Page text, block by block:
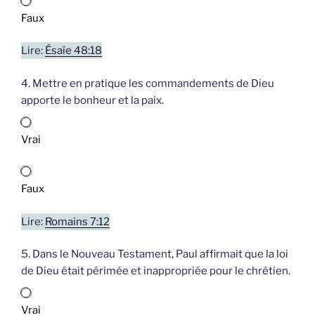
Faux
Lire: Ésaïe 48:18
4. Mettre en pratique les commandements de Dieu
apporte le bonheur et la paix.
Vrai
Faux
Lire: Romains 7:12
5. Dans le Nouveau Testament, Paul affirmait que la loi
de Dieu était périmée et inappropriée pour le chrétien.
Vrai